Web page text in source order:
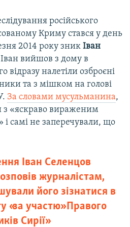
російського
Криму стався у день
2014 року зник Іван
вийшов з дому в
відразу налетіли озброєні
та з мішком на голові
За словами мусульманина,
з «яскраво вираженим
самі не заперечували, що
Іван Селенцов
журналістам,
його зізнатися в
«за участю» Правого
Сирії»